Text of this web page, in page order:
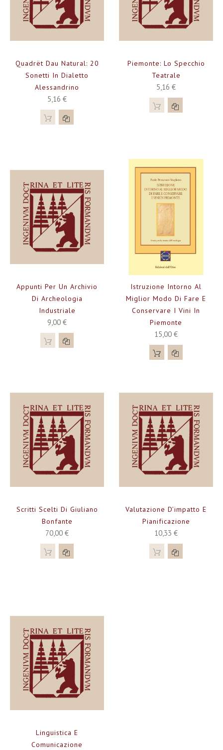
Quadrët Dau Natural: 20
Sonetti In Dialetto
Alessandrino
5,16 €
Piemonte: Lo Specchio
Teatrale
5,16 €
Appunti Per Un Archivio
Di Archeologia
Industriale
9,00 €
Istruzione Intorno Al
Miglior Modo Di Fare E
Conservare I Vini In
Piemonte
15,00 €
Scritti Scelti Di Giuliano
Bonfante
70,00 €
Valutazione D’impatto E
Pianificazione
10,33 €
Linguistica E
Comunicazione